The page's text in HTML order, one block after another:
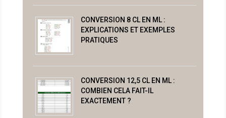
CONVERSION 8 CL EN ML :
EXPLICATIONS ET EXEMPLES
PRATIQUES
CONVERSION 12,5 CL EN ML :
COMBIEN CELA FAIT-IL
EXACTEMENT ?